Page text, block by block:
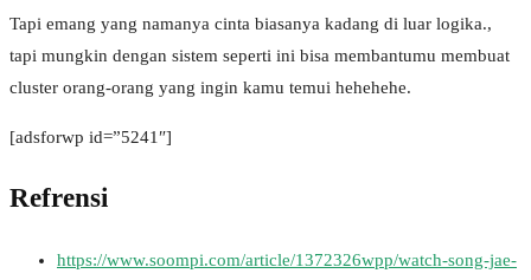
Tapi emang yang namanya cinta biasanya kadang di luar logika.,
tapi mungkin dengan sistem seperti ini bisa membantumu membuat
cluster orang-orang yang ingin kamu temui hehehehe.
[adsforwp id=”5241″]
Refrensi
https://www.soompi.com/article/1372326wpp/watch-song-jae-